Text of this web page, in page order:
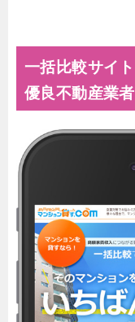
一括比較サイ
優良不動産業